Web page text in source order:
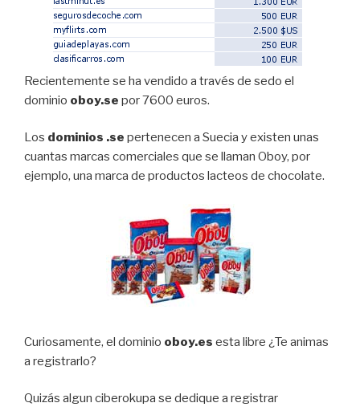
Recientemente se ha vendido a través de sedo el
dominio oboy.se por 7600 euros.
Los dominios .se pertenecen a Suecia y existen unas
cuantas marcas comerciales que se llaman Oboy, por
ejemplo, una marca de productos lacteos de chocolate.
Curiosamente, el dominio oboy.es esta libre ¿Te animas
a registrarlo?
Quizás algun ciberokupa se dedique a registrar